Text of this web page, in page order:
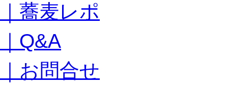
｜蕎麦レポ
｜Q&A
｜お問合せ